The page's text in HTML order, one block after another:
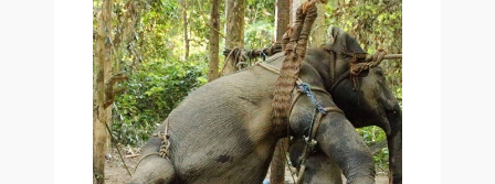
CARTA ABERTA DE UM
ACTIVISTA AOS TURISTAS
QUE PASSEIAM EM
ELEFANTES